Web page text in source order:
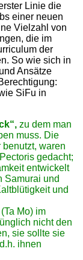
Linie die
einer neuen
Vielzahl von
die im
der
So wie sich in
Ansätze
SiFu in
zu dem man
muss. Die
waren
gedacht;
entwickelt
Samurai und
und
Mo) im
nicht den
sie sollte sie
ihnen